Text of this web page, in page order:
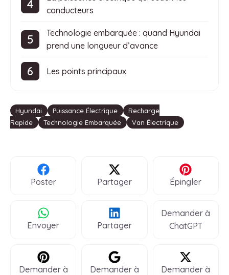
conducteurs
Technologie embarquée : quand Hyundai
prend une longueur d’avance
Les points principaux
Étiquettes
Hyundai Puissance Électrique
Recharge
Rapide
Technologie Embarquée Van Électrique
Poster Partager Épingler
Envoyer Partager
Demander à
ChatGPT
Demander à
Demander à
Demander à